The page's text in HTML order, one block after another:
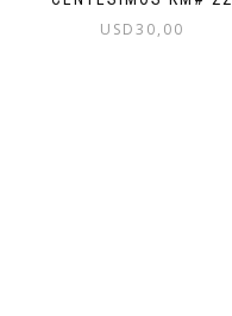
USD30,00